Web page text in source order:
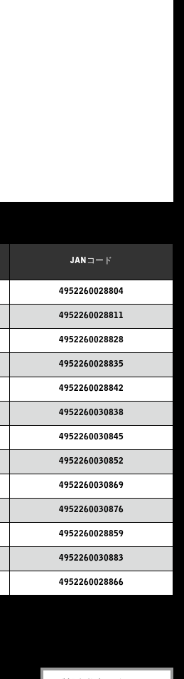
JANコード
4952260028804
4952260028811
4952260028828
4952260028835
4952260028842
4952260030838
4952260030845
4952260030852
4952260030869
4952260030876
4952260028859
4952260030883
4952260028866